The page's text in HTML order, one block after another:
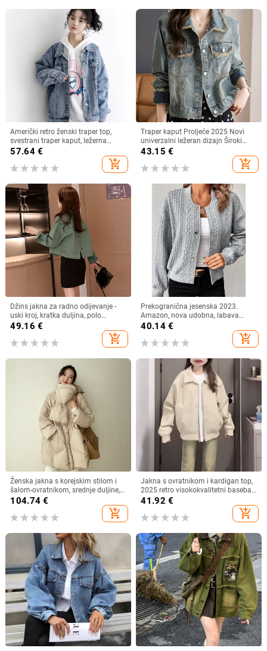
Američki retro ženski traper top,
svestrani traper kaput, ležerna
dugačka košulja s širokim reverom,
57.64€
add_shopping_cart
Traper kaput Proljeće 2025 Novi
univerzalni ležeran dizajn Široki
kratki kratki rap top
43.15 €
add_shopping_cart
Džins jakna za radno odijevanje -
uski kroj, kratka duljina, polo
ovratnik, 70–80% denima, 30–50%
49.16 €
add_shopping_cart
Prekogranična jesenska 2023.
Amazon, nova udobna, labava
žakard majica s ovratnikom i
stojećim ovratnikom, jednostruki
top za bejzbol za žene
40.14€
add_shopping_cart
Ženska jakna s korejskim stilom i
šalom-ovratnikom, srednje duljine,
punilo od bijelog patinog perja, 51–
104.74 €
add_shopping_cart
Jakna s ovratnikom i kardigan top,
2025 retro visokokvalitetni baseball
stil, boja marelice, jesen-zima,
41.92 €
add_shopping_cart